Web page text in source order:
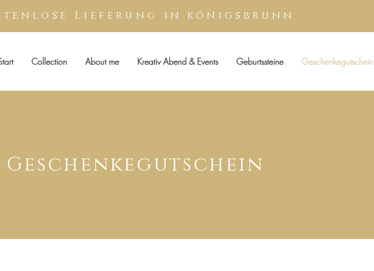
Collection About me Kreativ Abend & Events Geburtssteine Geschenkegutschein
Lieferung in königsbrunn
Geschenkegutschein